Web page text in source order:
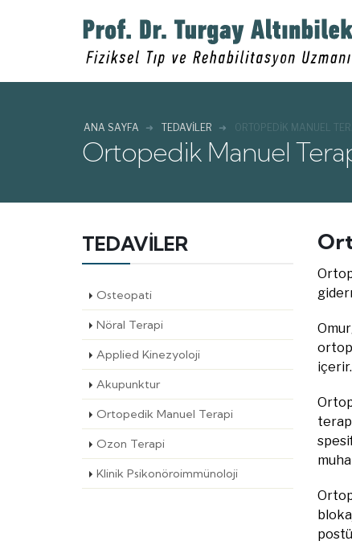
ANA SAYFA TEDAVİLER ORTOPEDIK MANUEL
Ortopedik Manuel
TEDAVİLER
Osteopati
Nöral Terapi
Applied Kinezyoloji
Akupunktur
Ortopedik Manuel Terapi
Ozon Terapi
Klinik Psikonöroimmünoloji
içerir.